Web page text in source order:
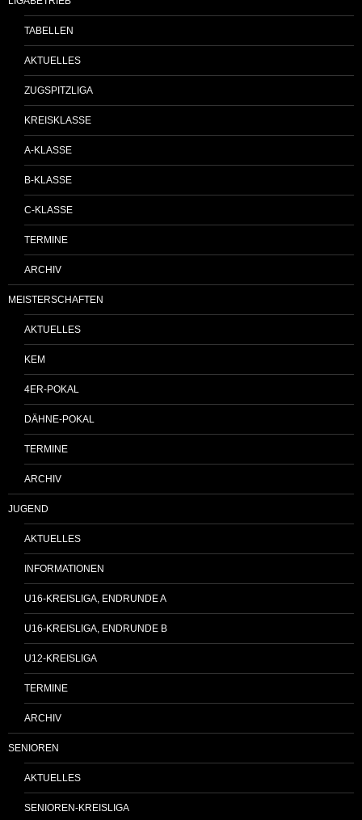
TABELLEN
AKTUELLES
ZUGSPITZLIGA
KREISKLASSE
A-KLASSE
B-KLASSE
C-KLASSE
TERMINE
ARCHIV
MEISTERSCHAFTEN
AKTUELLES
KEM
4ER-POKAL
DÄHNE-POKAL
TERMINE
ARCHIV
JUGEND
AKTUELLES
INFORMATIONEN
U16-KREISLIGA, ENDRUNDE A
U16-KREISLIGA, ENDRUNDE B
U12-KREISLIGA
TERMINE
ARCHIV
SENIOREN
AKTUELLES
SENIOREN-KREISLIGA